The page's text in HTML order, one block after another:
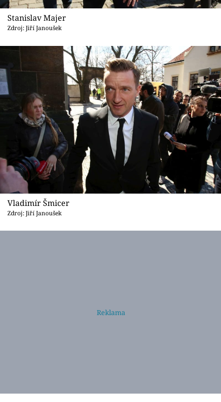
Stanislav Majer
Zdroj: Jiří Janoušek
Vladimír Šmicer
Zdroj: Jiří Janoušek